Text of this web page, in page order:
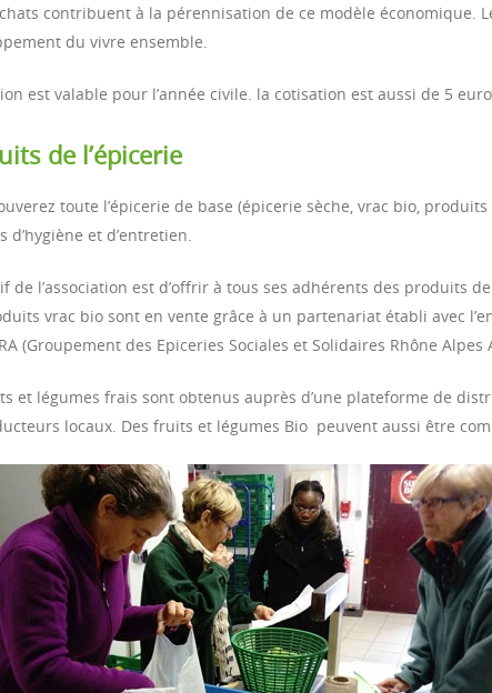
contribuent à la pérennisation de ce modèle économique.
du vivre ensemble.
est valable pour l’année civile. la cotisation est aussi de 5
de l’épicerie
toute l’épicerie de base (épicerie sèche, vrac bio,
d’hygiène et d’entretien.
de l’association est d’offrir à tous ses adhérents des produits
vrac bio sont en vente grâce à un partenariat établi avec
(Groupement des Epiceries Sociales et Solidaires Rhône Alpes
et légumes frais sont obtenus auprès d’une plateforme de
locaux. Des fruits et légumes Bio peuvent aussi être